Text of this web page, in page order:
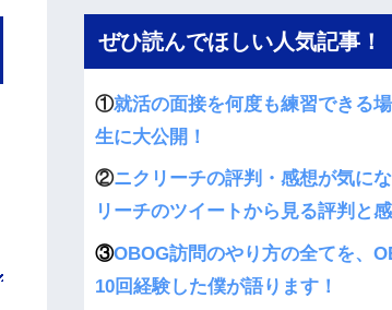
ぜひ読んでほしい人気記事！
①就活の面接を何度も練習できる
生に大公開！
②ニクリーチの評判・感想が気に
リーチのツイートから見る評判と
③OBOG訪問のやり方の全てを、
10回経験した僕が語ります！